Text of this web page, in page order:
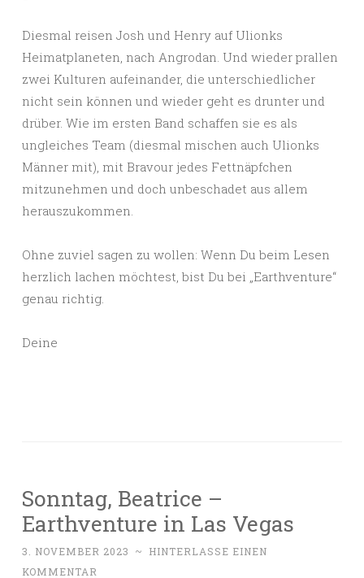
Diesmal reisen Josh und Henry auf Ulionks
Heimatplaneten, nach Angrodan. Und wieder prallen
zwei Kulturen aufeinander, die unterschiedlicher
nicht sein können und wieder geht es drunter und
drüber. Wie im ersten Band schaffen sie es als
ungleiches Team (diesmal mischen auch Ulionks
Männer mit), mit Bravour jedes Fettnäpfchen
mitzunehmen und doch unbeschadet aus allem
herauszukommen.
Ohne zuviel sagen zu wollen: Wenn Du beim Lesen
herzlich lachen möchtest, bist Du bei „Earthventure“
genau richtig.
Deine
Sonntag, Beatrice –
Earthventure in Las Vegas
3. NOVEMBER 2023 ~
HINTERLASSE EINEN
KOMMENTAR